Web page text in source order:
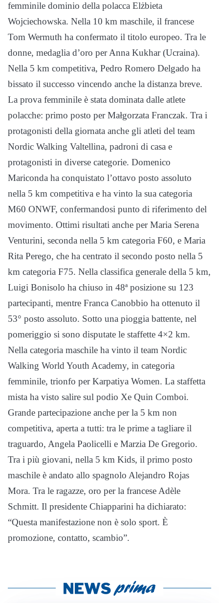
femminile dominio della polacca Elżbieta
Wojciechowska. Nella 10 km maschile, il francese
Tom Wermuth ha confermato il titolo europeo. Tra le
donne, medaglia d’oro per Anna Kukhar (Ucraina).
Nella 5 km competitiva, Pedro Romero Delgado ha
bissato il successo vincendo anche la distanza breve.
La prova femminile è stata dominata dalle atlete
polacche: primo posto per Małgorzata Franczak. Tra i
protagonisti della giornata anche gli atleti del team
Nordic Walking Valtellina, padroni di casa e
protagonisti in diverse categorie. Domenico
Mariconda ha conquistato l’ottavo posto assoluto
nella 5 km competitiva e ha vinto la sua categoria
M60 ONWF, confermandosi punto di riferimento del
movimento. Ottimi risultati anche per Maria Serena
Venturini, seconda nella 5 km categoria F60, e Maria
Rita Perego, che ha centrato il secondo posto nella 5
km categoria F75. Nella classifica generale della 5 km,
Luigi Bonisolo ha chiuso in 48ª posizione su 123
partecipanti, mentre Franca Canobbio ha ottenuto il
53° posto assoluto. Sotto una pioggia battente, nel
pomeriggio si sono disputate le staffette 4×2 km.
Nella categoria maschile ha vinto il team Nordic
Walking World Youth Academy, in categoria
femminile, trionfo per Karpatiya Women. La staffetta
mista ha visto salire sul podio Xe Quin Comboi.
Grande partecipazione anche per la 5 km non
competitiva, aperta a tutti: tra le prime a tagliare il
traguardo, Angela Paolicelli e Marzia De Gregorio.
Tra i più giovani, nella 5 km Kids, il primo posto
maschile è andato allo spagnolo Alejandro Rojas
Mora. Tra le ragazze, oro per la francese Adèle
Schmitt. Il presidente Chiapparini ha dichiarato:
“Questa manifestazione non è solo sport. È
promozione, contatto, scambio”.